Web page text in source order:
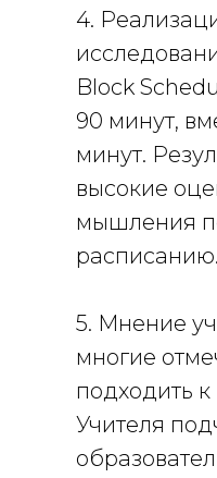
4.
Block
90 минут,
минут.
высокие
мышления
расписанию.
5. Мнение
многие
подходить
Учителя